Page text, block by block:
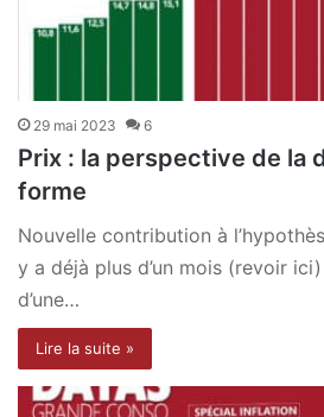
29 mai 2023 6
Prix : la perspective de la
forme
Nouvelle contribution à
y a déjà plus d’un mois (revoir
d’une…
Lire la suite »